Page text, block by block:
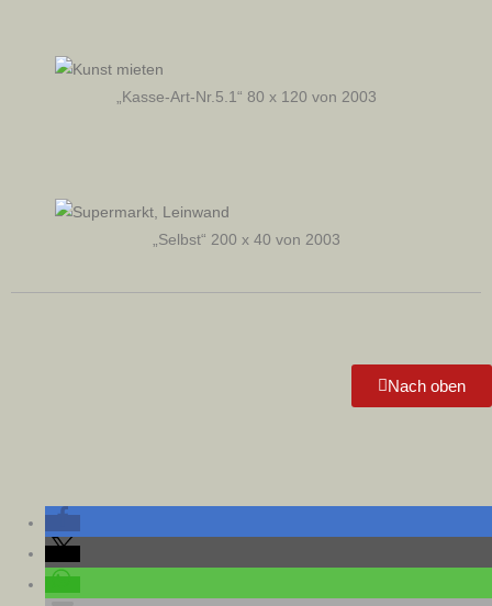
„Kasse-Art-Nr.5.1“ 80 x 120 von 2003
„Selbst“ 200 x 40 von 2003
Nach oben